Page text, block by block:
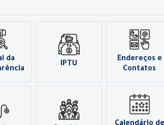
da
IPTU
Endereços e
Contatos